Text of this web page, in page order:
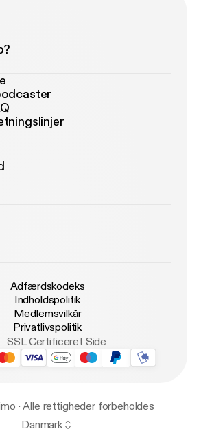
Adfærdskodeks
Indholdspolitik
Medlemsvilkår
Privatlivspolitik
SSL Certificeret Side
· Alle rettigheder forbeholdes
Danmark